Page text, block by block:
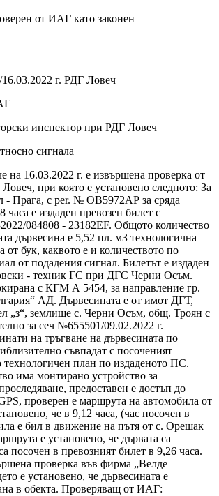
от ИАГ като законен
г. РДГ Ловеч
инспектор при РДГ Ловеч
сигнала
на 16.03.2022 г. е извършена проверка от
при която е установено следното: За
- Прага, с per. № ОВ5972АР за сряда
часа е издаден превозен билет с
084808 - 23182EF. Общото количество
дървесина е 5,52 пл. мЗ технологична
от бук, каквото е и количеството по
от подадения сигнал. Билетът е издаден
- техник ГС при ДГС Черни Осъм.
с КГМ А 5454, за направление гр.
АД. Дървесината е от имот ДГТ,
„з“, землище с. Черни Осъм, общ. Троян с
за сеч №655501/09.02.2022 г.
на тръгване на дървесината по
съвпадат с посоченият
технологичен план по издаденото ПС.
има монтирано устройство за
предоставен е достъп до
проверен е маршрута на автомобила от
че в 9,12 часа, (час посочен в
е бил в движение на пътя от с. Орешак
е установено, че дървата са
посочен в превозният билет в 9,26 часа.
проверка във фирма „Велде
е установено, че дървесината е
в обекта. Проверяващ от ИАГ: